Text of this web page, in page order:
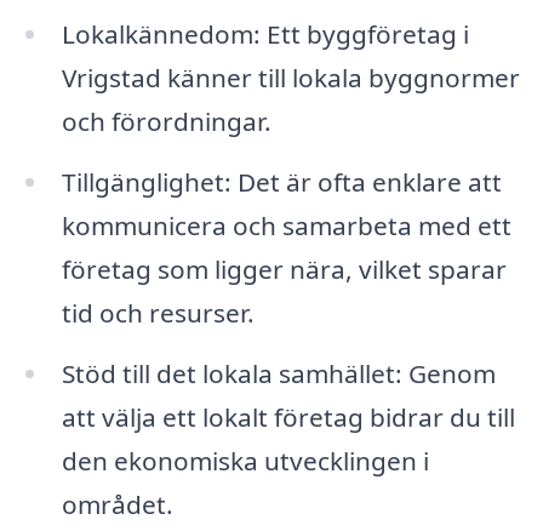
Lokalkännedom: Ett byggföretag i
Vrigstad känner till lokala byggnormer
och förordningar.
Tillgänglighet: Det är ofta enklare att
kommunicera och samarbeta med ett
företag som ligger nära, vilket sparar
tid och resurser.
Stöd till det lokala samhället: Genom
att välja ett lokalt företag bidrar du till
den ekonomiska utvecklingen i
området.